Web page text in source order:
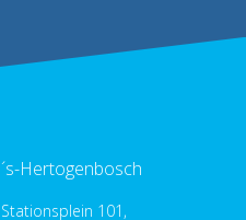
´s-Hertogenbosch
Stationsplein 101,